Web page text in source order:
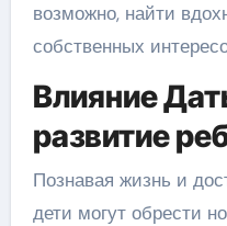
возможно, найти
собственных
Влияние
развитие
Познавая жизнь и
дети могут обрести